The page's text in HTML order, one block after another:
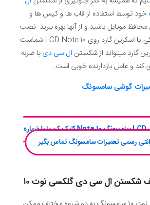
خود توسط استفاده از قاب ها و کیس ها و
موبایل باشید و از آنها بهره ببرید. نصب
گلس های پلاستیکی یا اسکرین گارد روی LCD Note 10 شماست.
گارد میتواند از شکستن ال سی دی با ضربه
و عامل بازدارنده خوبی است.
گوشی سامسونگ
برای تعویض LCD سامسونگ Note 10 کلیک کن یا با شماره
شکستن ال سی دی گلکسی نوت ۱۰